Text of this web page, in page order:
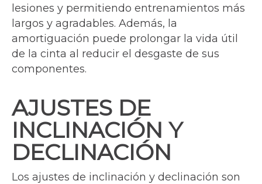
lesiones y permitiendo entrenamientos más
largos y agradables. Además, la
amortiguación puede prolongar la vida útil
de la cinta al reducir el desgaste de sus
componentes.
AJUSTES DE
INCLINACIÓN Y
DECLINACIÓN
Los ajustes de inclinación y declinación son